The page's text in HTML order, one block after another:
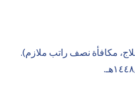
مكافأة نصف راتب ملازم).